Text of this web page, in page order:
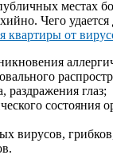
местах
Чего удается
квартиры от
глаз;
состояния
вирусов,